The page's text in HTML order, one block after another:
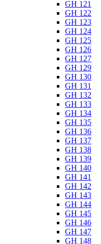
GH 121
GH 122
GH 123
GH 124
GH 125
GH 126
GH 127
GH 129
GH 130
GH 131
GH 132
GH 133
GH 134
GH 135
GH 136
GH 137
GH 138
GH 139
GH 140
GH 141
GH 142
GH 143
GH 144
GH 145
GH 146
GH 147
GH 148